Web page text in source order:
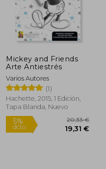
5%
dcto.
Mickey and Friends
Arte Antiestrés
Varios Autores
(1)
Hachette, 2015, 1 Edición,
Tapa Blanda, Nuevo